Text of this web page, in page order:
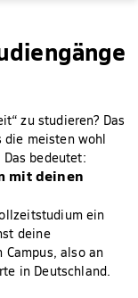
zu studieren? Das
die meisten wohl
bedeutet:
mit deinen
ein
deine
also an
in Deutschland.